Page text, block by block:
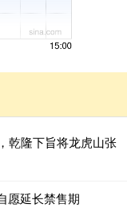
乾隆下旨将龙虎山张
愿延长禁售期